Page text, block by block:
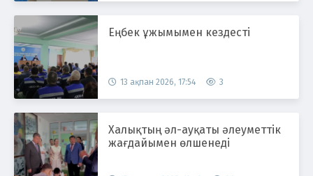
Еңбек ұжымымен кездесті
13 ақпан 2026, 17:54 3
Халықтың әл-ауқаты әлеуметтік
жағдайымен өлшенеді